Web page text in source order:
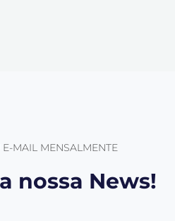
MAIL MENSALMENTE
nossa News!